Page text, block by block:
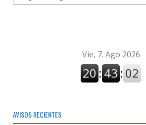
de
AVISOS RECIENTES